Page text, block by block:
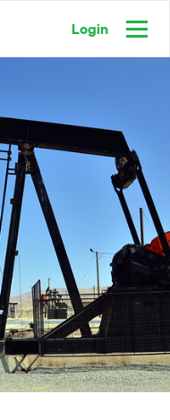
Login